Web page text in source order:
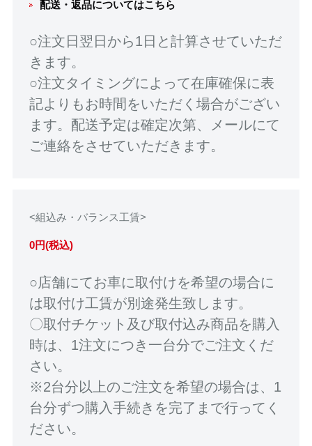
配送・返品についてはこちら
○注文日翌日から1日と計算させていただ
きます。
○注文タイミングによって在庫確保に表
記よりもお時間をいただく場合がござい
ます。配送予定は確定次第、メールにて
ご連絡をさせていただきます。
<組込み・バランス工賃>
0円(税込)
○店舗にてお車に取付けを希望の場合に
は取付け工賃が別途発生致します。
〇取付チケット及び取付込み商品を購入
時は、1注文につき一台分でご注文くだ
さい。
※2台分以上のご注文を希望の場合は、1
台分ずつ購入手続きを完了まで行ってく
ださい。